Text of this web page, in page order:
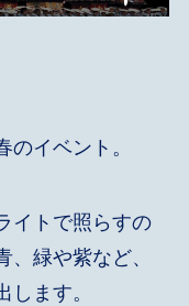
のイベント。
イトで照らすの
緑や紫など、
ます。